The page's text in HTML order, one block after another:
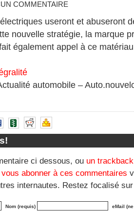
COMMENTAIRE
useront et abuseront
nouvelle stratégie, la marque
également appel à ce
automobile –
ci dessous, ou un trackback
vous abonner à ces commentaires
internautes. Restez focalisé
Nom (requis) eMail